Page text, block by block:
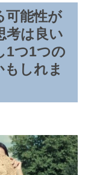
可能性が
考は良い
1つ1つの
しれま